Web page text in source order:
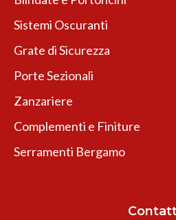
Sistemi Oscuranti
Grate di Sicurezza
Porte Sezionali
Zanzariere
Complementi e Finiture
Serramenti Bergamo